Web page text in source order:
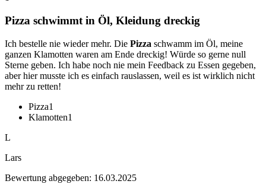
Pizza schwimmt in Öl, Kleidung dreckig
Ich bestelle nie wieder mehr. Die Pizza schwamm im Öl, meine
ganzen Klamotten waren am Ende dreckig! Würde so gerne null
Sterne geben. Ich habe noch nie mein Feedback zu Essen gegeben,
aber hier musste ich es einfach rauslassen, weil es ist wirklich nicht
mehr zu retten!
Pizza1
Klamotten1
L
Lars
Bewertung abgegeben: 16.03.2025